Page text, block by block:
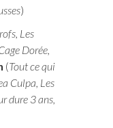
)
Les
Dorée,
(Tout ce qui
Culpa, Les
dure 3 ans,